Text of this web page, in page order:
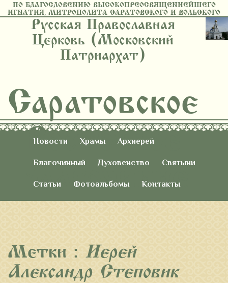
ПО БЛАГОСЛОВЕНИЮ ВЫСОКОПРЕОСВЯЩЕННЕЙШЕГО
ИГНАТИЯ, МИТРОПОЛИТА САРАТОВСКОГО И ВОЛЬСКОГО
Русская Православная
Церковь (Московский
Патриархат)
Саратовское
Восточное
Благочиние
Новости Храмы
Архиерей
Благочинный
Духовенство
Святыни
Статьи
Фотоальбомы Контакты
Метки : Иерей
Александр Степовик